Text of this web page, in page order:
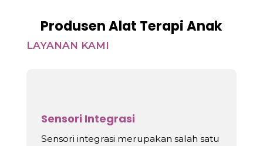
Produsen Alat Terapi Anak
LAYANAN KAMI
Sensori Integrasi
Sensori integrasi merupakan salah satu